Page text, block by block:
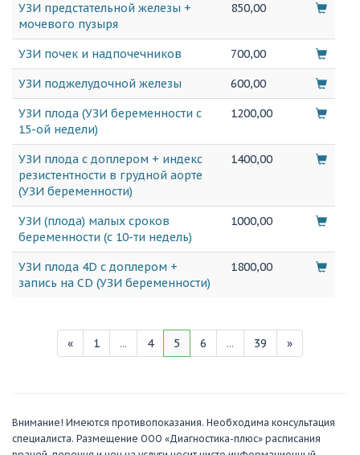
УЗИ предстательной железы +
мочевого пузыря
850,00
УЗИ почек и надпочечников 700,00
УЗИ поджелудочной железы 600,00
УЗИ плода (УЗИ беременности с
15-ой недели)
1200,00
УЗИ плода с доплером + индекс
резистентности в грудной аорте
(УЗИ беременности)
1400,00
УЗИ (плода) малых сроков
беременности (с 10-ти недель)
1000,00
УЗИ плода 4D с доплером +
запись на CD (УЗИ беременности)
1800,00
« 1 ... 4 5 6 ... 39 »
Внимание! Имеются противопоказания. Необходима консультация
специалиста. Размещение ООО «Диагностика-плюс» расписания